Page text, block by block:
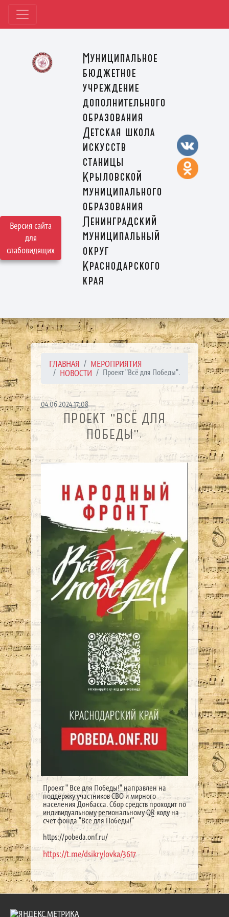
Версия сайта
для
слабовидящих
Муниципальное
бюджетное
учреждение
дополнительного
образования
Детская школа
искусств
станицы
Крыловской
муниципального
образования
Ленинградский
муниципальный
округ
Краснодарского
края
ГЛАВНАЯ
МЕРОПРИЯТИЯ
НОВОСТИ
Проект "Всё для Победы".
04.06.2024 17:08
ПРОЕКТ "ВСЁ ДЛЯ
ПОБЕДЫ".
Проект " Все для Победы!" направлен на
поддержку участников СВО и мирного
населения Донбасса. Сбор средств проходит по
индивидуальному региональному QR коду на
счет фонда "Все для Победы!"
https://pobeda.onf.ru/
https://t.me/dsikrylovka/3617